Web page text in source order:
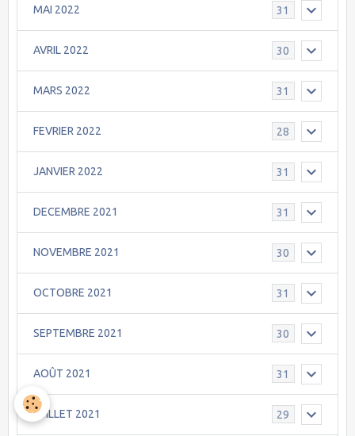
MAI 2022 31
AVRIL 2022 30
MARS 2022 31
FEVRIER 2022 28
JANVIER 2022 31
DECEMBRE 2021 31
NOVEMBRE 2021 30
OCTOBRE 2021 31
SEPTEMBRE 2021 30
AOÛT 2021 31
JUILLET 2021 29